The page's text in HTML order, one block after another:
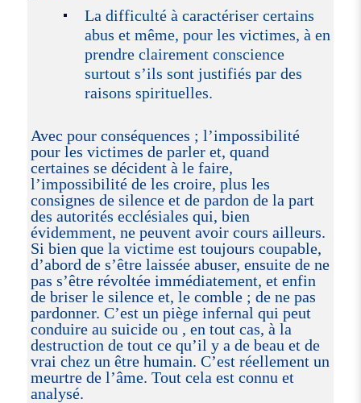
La difficulté à caractériser certains
abus et même, pour les victimes, à en
prendre clairement conscience
surtout s’ils sont justifiés par des
raisons spirituelles.
Avec pour conséquences ; l’impossibilité
pour les victimes de parler et, quand
certaines se décident à le faire,
l’impossibilité de les croire, plus les
consignes de silence et de pardon de la part
des autorités ecclésiales qui, bien
évidemment, ne peuvent avoir cours ailleurs.
Si bien que la victime est toujours coupable,
d’abord de s’être laissée abuser, ensuite de ne
pas s’être révoltée immédiatement, et enfin
de briser le silence et, le comble ; de ne pas
pardonner. C’est un piège infernal qui peut
conduire au suicide ou , en tout cas, à la
destruction de tout ce qu’il y a de beau et de
vrai chez un être humain. C’est réellement un
meurtre de l’âme. Tout cela est connu et
analysé.